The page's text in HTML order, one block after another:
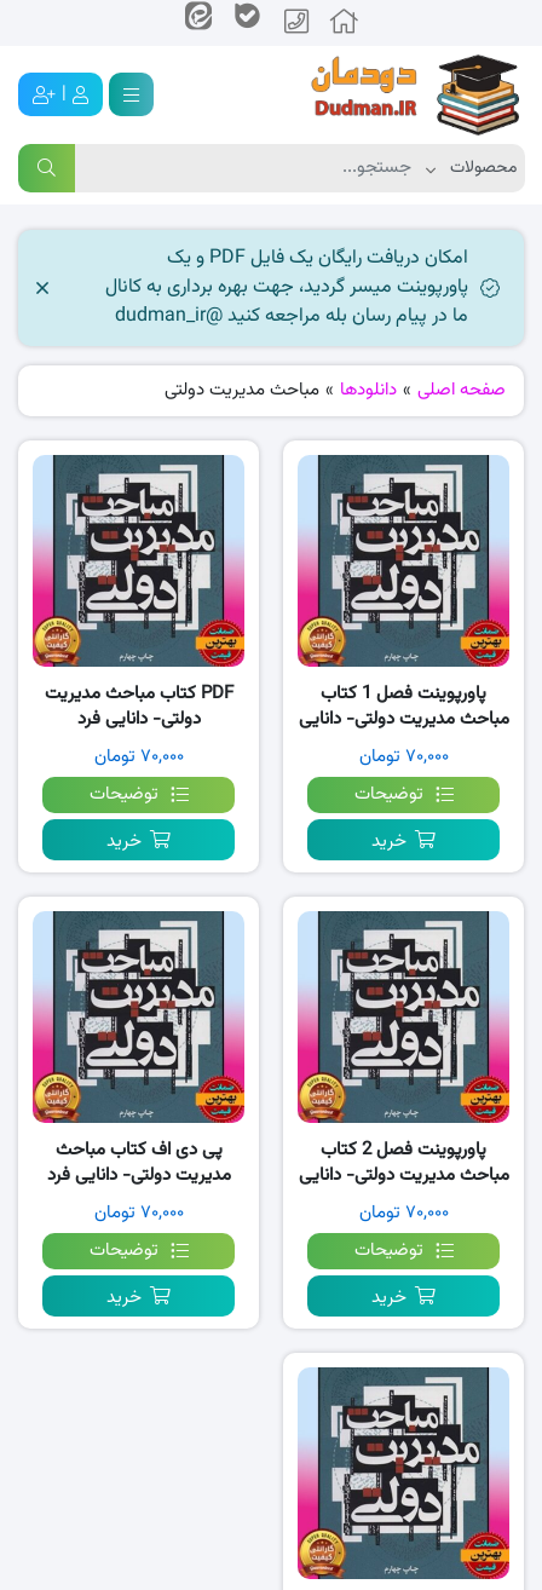
|
امکان دریافت رایگان یک فایل PDF و یک
پاورپوینت میسر گردید، جهت بهره برداری به کانال
ما در پیام رسان بله مراجعه کنید @dudman_ir
صفحه اصلی » دانلودها » مباحث مدیریت دولتی
پاورپوینت فصل 1 کتاب
مباحث مدیریت دولتی- دانایی
فرد۷۰,۰۰۰ تومان
توضیحات
خرید
PDF کتاب مباحث مدیریت
دولتی- دانایی فرد
۷۰,۰۰۰ تومان
توضیحات
خرید
پاورپوینت فصل 2 کتاب
مباحث مدیریت دولتی- دانایی
فرد۷۰,۰۰۰ تومان
توضیحات
خرید
پی دی اف کتاب مباحث
مدیریت دولتی- دانایی فرد
PDF۷۰,۰۰۰ تومان
توضیحات
خرید